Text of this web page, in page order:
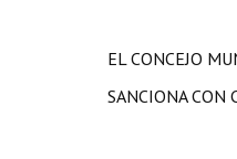
EL CONCEJO
SANCIONA CON